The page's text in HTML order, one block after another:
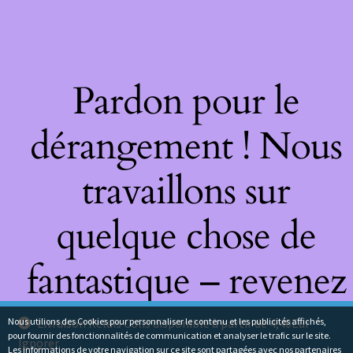
Livraison Relais Colis disponible à partir de 4,40Eur
Ignorer
Pardon pour le
dérangement ! Nous
travaillons sur
quelque chose de
fantastique – revenez
bientôt !
Nous utilions des Cookies pour personnaliser le contenu et les publicités affichés,
pour fournir des fonctionnalités de communication et analyser le trafic sur le site.
Les informations de votre navigation sur ce site sont partagées avec nos partenaires